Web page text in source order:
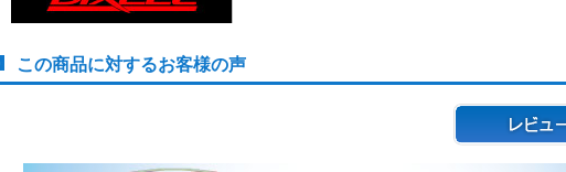
この商品に対するお客様の声